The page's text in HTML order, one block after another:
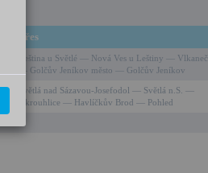
Přes
Leština u Světlé — Nová Ves u Leštiny — Vlkaneč
— Golčův Jeníkov město — Golčův Jeníkov
Světlá nad Sázavou-Josefodol — Světlá n.S. —
Okrouhlice — Havlíčkův Brod — Pohled